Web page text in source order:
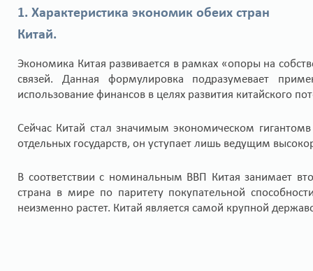
1. Характеристика экономик обеих стран
Китай.
Экономика Китая развивается в рамках «опоры на
связей. Данная формулировка подразумевает
использование финансов в целях развития китайского
Сейчас Китай стал значимым экономическом
отдельных государств, он уступает лишь ведущим
В соответствии с номинальным ВВП Китая занимает
страна в мире по паритету покупательной
неизменно растет. Китай является самой крупной